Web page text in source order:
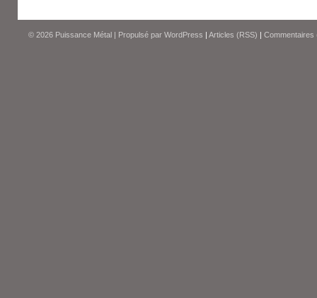
© 2026 Puissance Métal | Propulsé par WordPress | Articles (RSS) | Commentaires